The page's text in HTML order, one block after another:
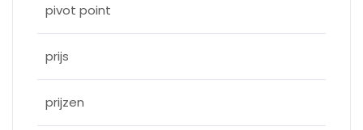
pivot point
prijs
prijzen